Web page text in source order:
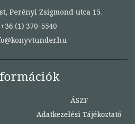
Perényi Zsigmond utca 15.
+36 (1) 370-5540
ÁSZF
Adatkezelési Tájékoztató